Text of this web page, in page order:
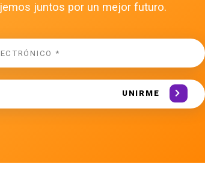
juntos por un mejor futuro.
UNIRME